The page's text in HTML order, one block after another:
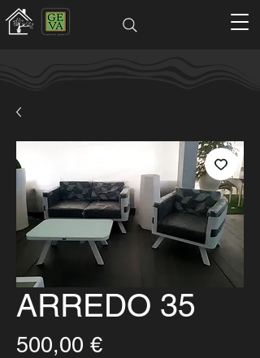
ARREDO 35
500,00 €Prezzo